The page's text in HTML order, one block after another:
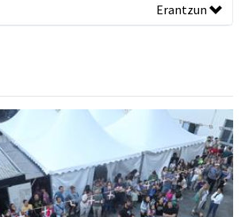
Erantzun